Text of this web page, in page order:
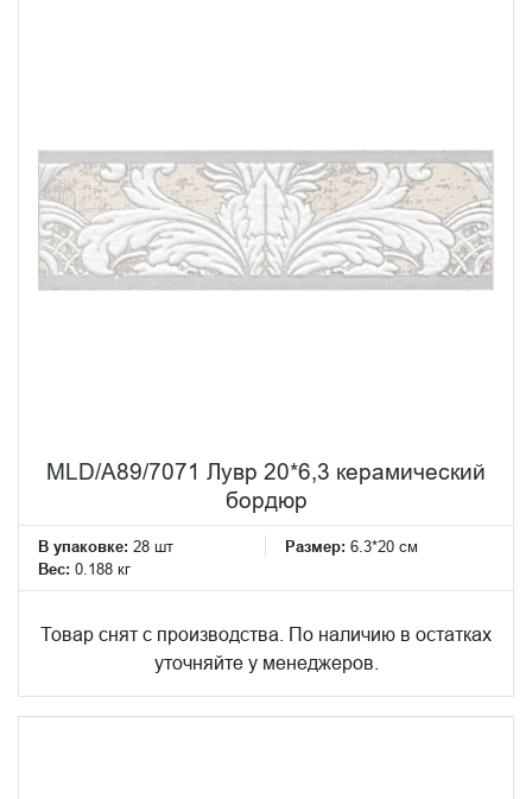
MLD/A89/7071 Лувр 20*6,3 керамический
бордюр
В упаковке: 28 шт Размер: 6.3*20 см
Вес: 0.188 кг
Товар снят с производства. По наличию в остатках
уточняйте у менеджеров.